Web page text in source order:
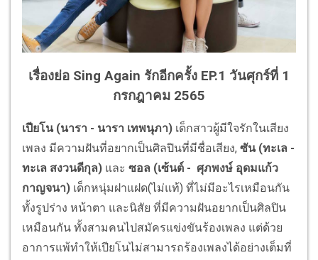
เรื่องย่อ Sing Again รักอีกครั้ง EP.1 วันศุกร์ที่ 1
กรกฎาคม 2565
เปียโน (นารา - นารา เทพนุภา) เด็กสาวผู้มีใจรักในเสียง
เพลง มีความฝันที่อยากเป็นศิลปินที่มีชื่อเสียง, ซัน (ทะเล -
ทะเล สงวนดีกุล) และ ซอล (เซ้นต์ - ศุภพงษ์ อุดมแก้ว
กาญจนา) เด็กหนุ่มฝาแฝด(ไม่แท้) ที่ไม่มีอะไรเหมือนกัน
ทั้งรูปร่าง หน้าตา และนิสัย ที่มีความฝันอยากเป็นศิลปิน
เหมือนกัน ทั้งสามคนไปสมัครแข่งขันร้องเพลง แต่ด้วย
อาการแพ้ทำให้เปียโนไม่สามารถร้องเพลงได้อย่างเต็มที่